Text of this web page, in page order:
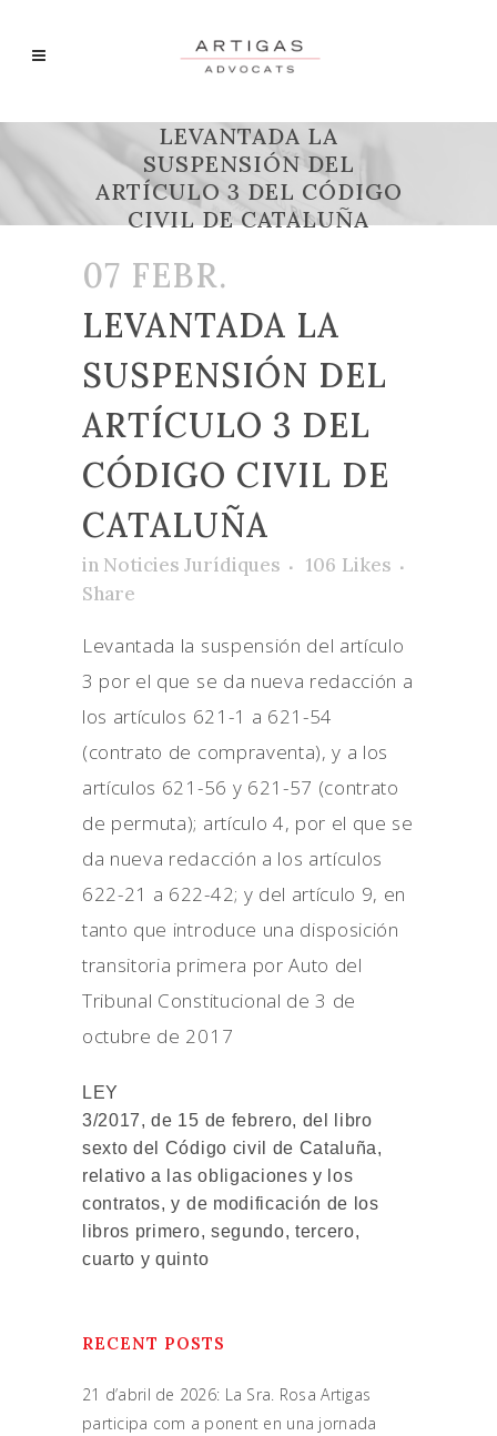
LEVANTADA LA
SUSPENSIÓN DEL
ARTÍCULO 3 DEL CÓDIGO
CIVIL DE CATALUÑA
07 FEBR.
LEVANTADA LA
SUSPENSIÓN DEL
ARTÍCULO 3 DEL
CÓDIGO CIVIL DE
CATALUÑA
in Noticies Jurídiques 106 Likes
Share
Levantada la suspensión del artículo
3 por el que se da nueva redacción a
los artículos 621-1 a 621-54
(contrato de compraventa), y a los
artículos 621-56 y 621-57 (contrato
de permuta); artículo 4, por el que se
da nueva redacción a los artículos
622-21 a 622-42; y del artículo 9, en
tanto que introduce una disposición
transitoria primera por Auto del
Tribunal Constitucional de 3 de
octubre de 2017
LEY
3/2017, de 15 de febrero, del libro
sexto del Código civil de Cataluña,
relativo a las obligaciones y los
contratos, y de modificación de los
libros primero, segundo, tercero,
cuarto y quinto
RECENT POSTS
21 d’abril de 2026: La Sra. Rosa Artigas
participa com a ponent en una jornada